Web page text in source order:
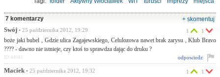
zdjęcia
7 komentarzy
+ skomentuj
Swój • 25 października 2012, 19:29
boże jaki bubel , Gdzie ulica Zagajewskiego, Celulozowa nawet brak zarysu , Klub Bravo
???? - dawno nie istnieje, czy ktoś to sprawdza dając do druku ?
1 1
odpowiedz
ID:44943
Maciek • 25 października 2012, 19:32 1 1